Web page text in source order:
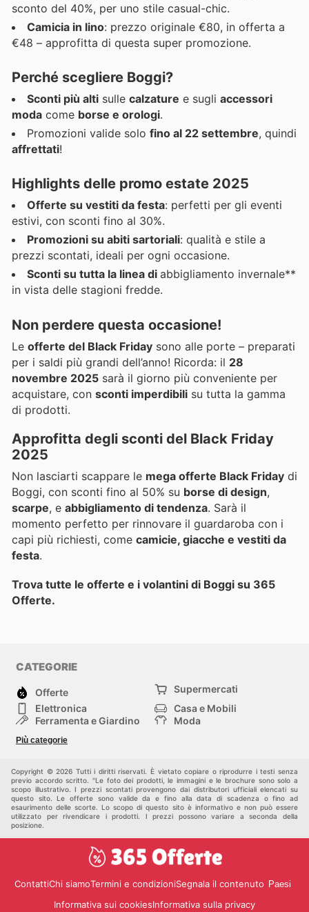
sconto del 40%, per uno stile casual-chic.
Camicia in lino: prezzo originale €80, in offerta a
€48 – approfitta di questa super promozione.
Perché scegliere Boggi?
Sconti più alti sulle calzature e sugli accessori
moda come borse e orologi.
Promozioni valide solo fino al 22 settembre, quindi
affrettati!
Highlights delle promo estate 2025
Offerte su vestiti da festa: perfetti per gli eventi
estivi, con sconti fino al 30%.
Promozioni su abiti sartoriali: qualità e stile a
prezzi scontati, ideali per ogni occasione.
Sconti su tutta la linea di abbigliamento invernale**
in vista delle stagioni fredde.
Non perdere questa occasione!
Le offerte del Black Friday sono alle porte – preparati
per i saldi più grandi dell’anno! Ricorda: il 28
novembre 2025 sarà il giorno più conveniente per
acquistare, con sconti imperdibili su tutta la gamma
di prodotti.
Approfitta degli sconti del Black Friday
2025
Non lasciarti scappare le mega offerte Black Friday di
Boggi, con sconti fino al 50% su borse di design,
scarpe, e abbigliamento di tendenza. Sarà il
momento perfetto per rinnovare il guardaroba con i
capi più richiesti, come camicie, giacche e vestiti da
festa.
Trova tutte le offerte e i volantini di Boggi su 365
Offerte.
CATEGORIE
Offerte
Supermercati
Elettronica
Casa e Mobili
Ferramenta e Giardino
Moda
Bambini e Neonati
Più categorie
Copyright © 2026 Tutti i diritti riservati. È vietato copiare o riprodurre i testi senza
previo accordo scritto. "Le foto dei prodotti, le immagini e le brochure sono solo a
scopo illustrativo. I prezzi scontati provengono dai distributori ufficiali elencati su
questo sito. Le offerte sono valide da e fino alla data di scadenza o fino ad
esaurimento delle scorte. Lo scopo di questo sito è informativo e non può essere
utilizzato per rivendicare i prodotti. I prezzi possono variare a seconda della
posizione.
ContattiChi siamoTermini e condizioniSegnala il contenuto Paesi
Informativa sui cookiesInformativa sulla privacy